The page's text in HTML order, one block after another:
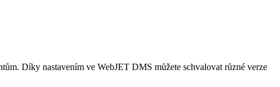
Díky nastavením ve WebJET DMS můžete schvalovat různé verze